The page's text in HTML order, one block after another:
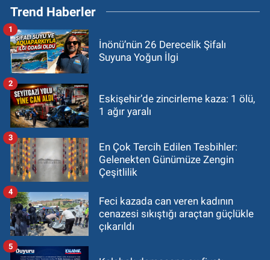
Trend Haberler
İnönü’nün 26 Derecelik Şifalı
Suyuna Yoğun İlgi
1
Eskişehir’de zincirleme kaza: 1 ölü,
1 ağır yaralı
2
En Çok Tercih Edilen Tesbihler:
Gelenekten Günümüze Zengin
Çeşitlilik
3
Feci kazada can veren kadının
cenazesi sıkıştığı araçtan güçlükle
çıkarıldı
4
5